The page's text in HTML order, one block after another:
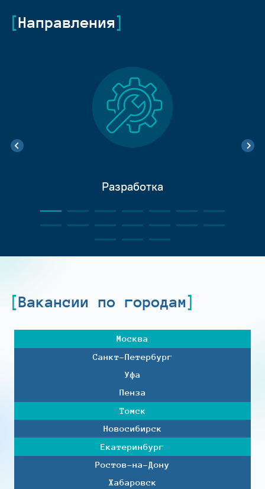
Направления
Разработка
Вакансии по городам
Москва
Санкт-Петербург
Уфа
Пенза
Томск
Новосибирск
Екатеринбург
Ростов-на-Дону
Хабаровск